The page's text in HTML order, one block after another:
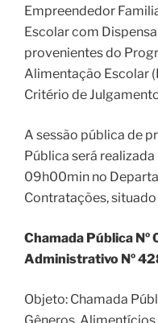
Empreendedor
Escolar com
provenientes do
Alimentação Escolar
Critério de
A sessão pública de
Pública será
09h00min no
Contratações,
Chamada Pública
Administrativo Nº
Objeto: Chamada
Gêneros